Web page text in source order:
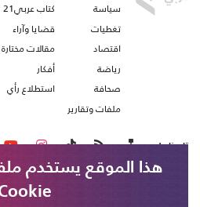
سياسة
تغطيات
اقتصاد
رياضة
صحافة
ملفات وتقارير
كتاب عربي21
قضايا وآراء
مقالات مختارة
أفكار
استطلاع رأي
تابعنا على
هذا الموقع يستخدم